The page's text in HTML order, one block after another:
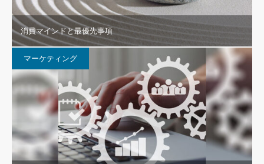
消費マインドと最優先事項
マーケティング